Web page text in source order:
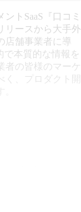
トSaaS『口コミ
リースから大手外
店舗事業者に導
で本質的な情報を
者の皆様のマーケ
、プロダクト開